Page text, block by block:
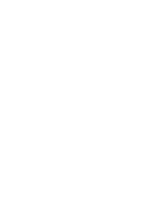
INNOVARI
INNOVARI
корпусе